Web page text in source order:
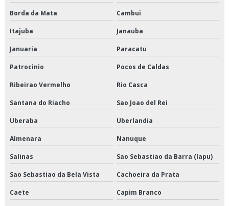
Empresa transportadora de alimentos
Empresa transportadora de mercadorias
Empresas de armazenagem e logística em sp
Empresas de cross docking
Empresas de logística e armazenagem
Empresas de logística refrigerada
Empresas de transportes fracionados
Empresas que fazem cross docking
Borda da Mata Cambui
Itajuba Janauba
Januaria Paracatu
Patrocinio Pocos de Caldas
Ribeirao Vermelho Rio Casca
Santana do Riacho Sao Joao del Rei
Uberaba Uberlandia
Almenara Nanuque
Salinas Sao Sebastiao da Barra (Iapu)
Sao Sebastiao da Bela Vista Cachoeira da Prata
Caete Capim Branco